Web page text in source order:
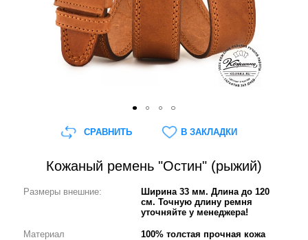
Кожаный ремень "Остин" (рыжий)
Размеры внешние:
Ширина 33 мм. Длина до 120
см. Точную длину ремня
уточняйте у менеджера!
Материал 100% толстая прочная кожа
СРАВНИТЬ В ЗАКЛАДКИ